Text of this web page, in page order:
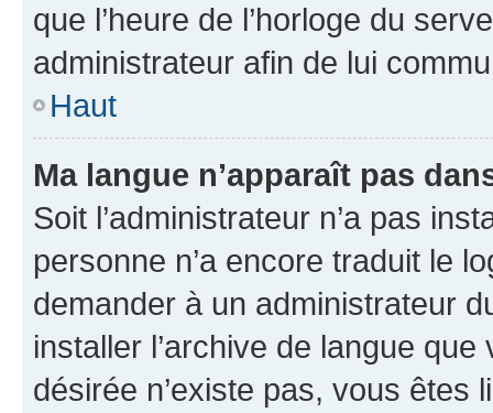
que l’heure de l’horloge du
administrateur afin de lui
Haut
Ma langue n’apparaît pas
Soit l’administrateur n’a pas
personne n’a encore traduit le
demander à un administrateur
installer l’archive de langue
désirée n’existe pas, vous êtes